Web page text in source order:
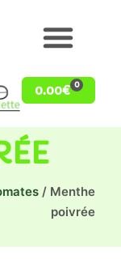
0.00€ 0
/ Menthe
poivrée